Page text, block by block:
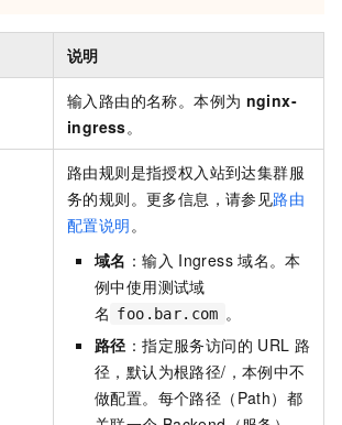
说明
输入路由的名称。本例为 nginx-
ingress。
路由规则是指授权入站到达集群服
务的规则。更多信息，请参见路由
配置说明 。
域名 ：输入 Ingress 域名。本
例中使用测试域
名 foo.bar.com 。
路径 ：指定服务访问的 URL 路
径，默认为根路径/ ，本例中不
做配置。每个路径（Path）都